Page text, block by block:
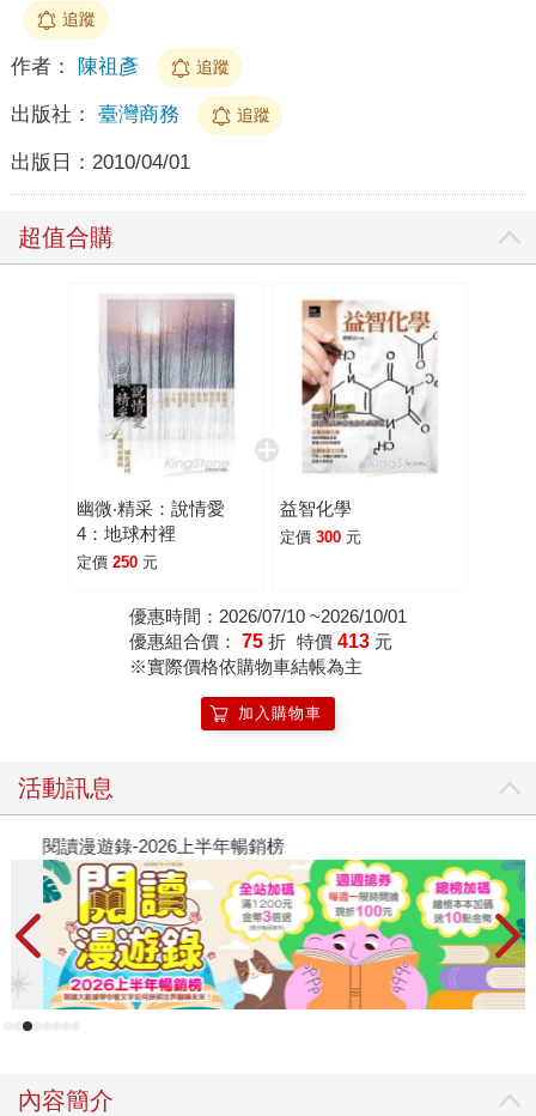
追蹤
作者： 陳祖彥 追蹤
出版社： 臺灣商務 追蹤
出版日： 2010/04/01
超值合購
幽微‧精采：說情愛
4：地球村裡
定價 250 元
益智化學
定價 300 元
優惠時間：2026/07/10 ~2026/10/01
優惠組合價： 75 折 特價 413 元
※實際價格依購物車結帳為主
加入購物車
活動訊息
閱讀漫遊錄-2026上半年暢銷榜
內容簡介